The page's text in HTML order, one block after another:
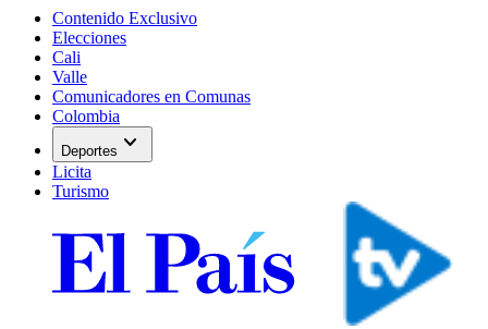
Contenido Exclusivo
Elecciones
Cali
Valle
Comunicadores en Comunas
Colombia
Deportes expand_more
Licita
Turismo